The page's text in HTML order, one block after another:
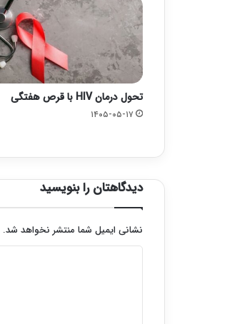
تحول درمان HIV با قرص هفتگی
۱۴۰۵-۰۵-۱۷
دیدگاهتان را بنویسید
نشانی ایمیل شما منتشر نخواهد شد.